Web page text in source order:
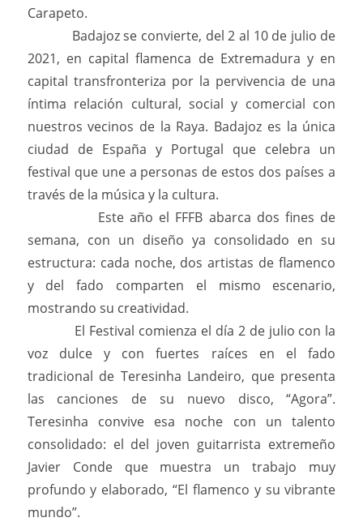
Carapeto.
Badajoz se convierte, del 2 al 10 de julio de
2021, en capital flamenca de Extremadura y en
capital transfronteriza por la pervivencia de una
íntima relación cultural, social y comercial con
nuestros vecinos de la Raya. Badajoz es la única
ciudad de España y Portugal que celebra un
festival que une a personas de estos dos países a
través de la música y la cultura.
Este año el FFFB abarca dos fines de
semana, con un diseño ya consolidado en su
estructura: cada noche, dos artistas de flamenco
y del fado comparten el mismo escenario,
mostrando su creatividad.
El Festival comienza el día 2 de julio con la
voz dulce y con fuertes raíces en el fado
tradicional de Teresinha Landeiro, que presenta
las canciones de su nuevo disco, “Agora”.
Teresinha convive esa noche con un talento
consolidado: el del joven guitarrista extremeño
Javier Conde que muestra un trabajo muy
profundo y elaborado, “El flamenco y su vibrante
mundo”.